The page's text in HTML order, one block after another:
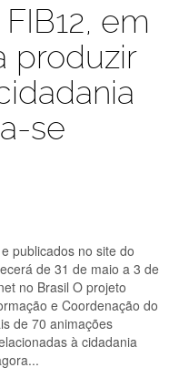
em
produzir
se
publicados no site do
de 31 de maio a 3 de
no Brasil O projeto
e Coordenação do
de 70 animações
à cidadania